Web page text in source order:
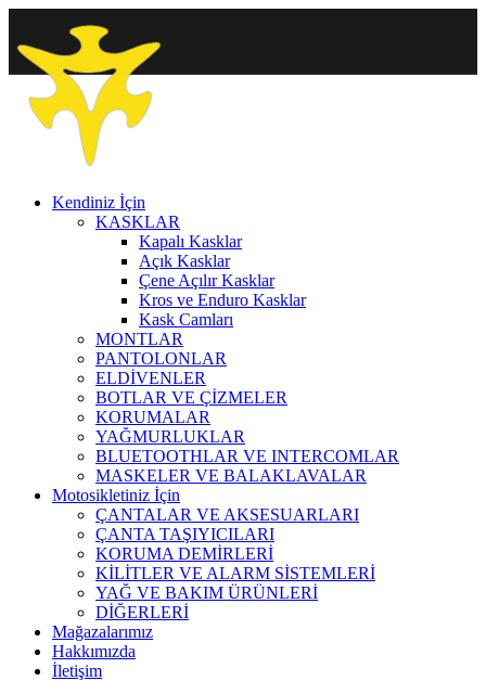
Kendiniz İçin
KASKLAR
Kapalı Kasklar
Açık Kasklar
Çene Açılır Kasklar
Kros ve Enduro Kasklar
Kask Camları
MONTLAR
PANTOLONLAR
ELDİVENLER
BOTLAR VE ÇİZMELER
KORUMALAR
YAĞMURLUKLAR
BLUETOOTHLAR VE INTERCOMLAR
MASKELER VE BALAKLAVALAR
Motosikletiniz İçin
ÇANTALAR VE AKSESUARLARI
ÇANTA TAŞIYICILARI
KORUMA DEMİRLERİ
KİLİTLER VE ALARM SİSTEMLERİ
YAĞ VE BAKIM ÜRÜNLERİ
DİĞERLERİ
Mağazalarımız
Hakkımızda
İletişim